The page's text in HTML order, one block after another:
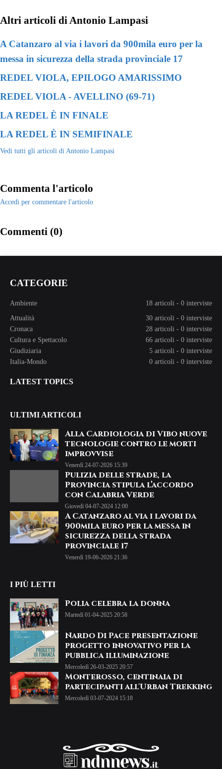
Altri articoli di Antonio Lampasi
A Catanzaro al via i lavori da 900mila euro per la
messa in sicurezza della strada provinciale 17
REDEL VIOLA, EPILOGO AMARISSIMO
REDEL VIOLA - AVELLINO (69-71)
LA REDEL È IN FINALE
LA REDEL È IN SEMIFINALE
Vedi tutti gli articoli di Antonio Lampasi
Commenta l'articolo
Accedi per commentare l'articolo
Commenti (0)
CATEGORIE
Ambiente 18 articoli - 0 interviste
Attualità
30 articoli - 0 interviste
Cronaca
28 articoli - 0 interviste
Cultura e Spettacolo
66 articoli - 0 interviste
Giudiziaria
5 articoli - 0 interviste
Italia-Mondo
0 articoli - 0 interviste
LATEST TOPICS
ULTIMI ARTICOLI
Alla Cardiologia di Vibo nuove
tecnologie contro le morti
improvvise
Venerdì 24-07-2026 15:39
Pulizia delle strade, la
Provincia stipula l’accordo
con Calabria Verde
Giovedì 04-07-2024 12:00
A Catanzaro al via i lavori da
900mila euro per la messa in
sicurezza della strada
provinciale 17
Venerdì 19-06-2026 21:36
I PIÙ LETTI
Polia celebra la donna
Martedì 01-04-2025 20:58
Nardo Di Pace presentazione
progetto innovativo per la
pubblica illuminazione
Mercoledì 26-03-2025 20:57
Monterosso, centinaia di
partecipanti all'Urban Trekking
Mercoledì 03-07-2024 15:18